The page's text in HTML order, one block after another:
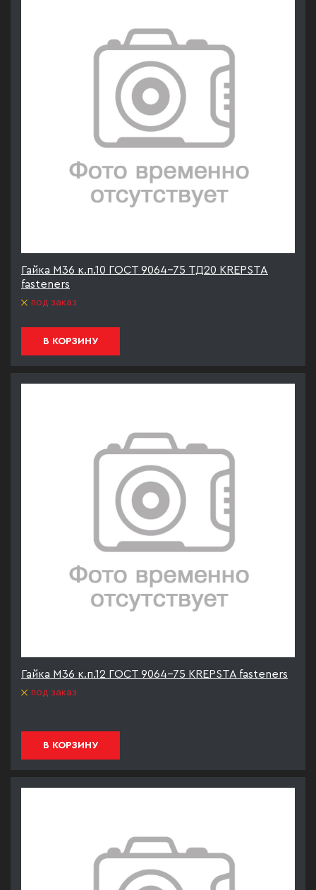
Гайка М36 к.п.10 ГОСТ 9064-75 ТД20 KREPSTA
fasteners
под заказ
В КОРЗИНУ
Гайка М36 к.п.12 ГОСТ 9064-75 KREPSTA fasteners
под заказ
В КОРЗИНУ